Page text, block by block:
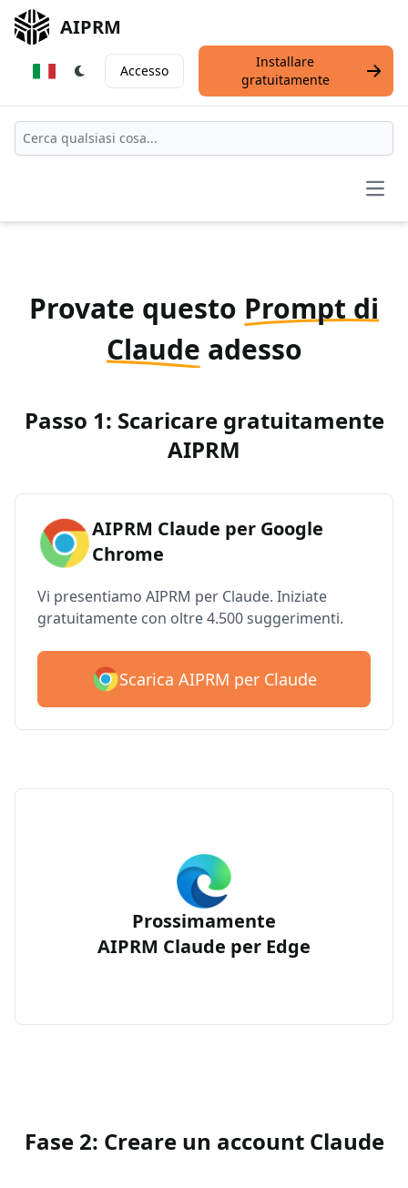
AIPRM
Accesso
Installare
gratuitamente
Provate questo Prompt di
Claude adesso
Passo 1: Scaricare gratuitamente
AIPRM
AIPRM Claude per Google
Chrome
Vi presentiamo AIPRM per Claude. Iniziate
gratuitamente con oltre 4.500 suggerimenti.
Scarica AIPRM per Claude
Prossimamente
AIPRM Claude per Edge
Fase 2: Creare un account Claude